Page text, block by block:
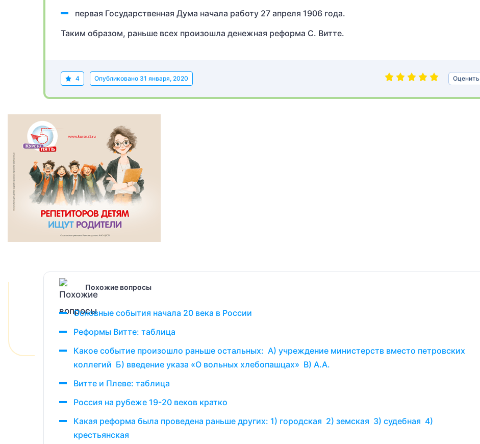
первая Государственная Дума начала работу 27 апреля 1906 года.
Таким образом, раньше всех произошла денежная реформа С. Витте.
4 Опубликовано 31 января, 2020 Оценить
Похожие вопросы
Основные события начала 20 века в России
Реформы Витте: таблица
Какое событие произошло раньше остальных: А) учреждение министерств вместо петровских
коллегий Б) введение указа «О вольных хлебопашцах» В) А.А.
Витте и Плеве: таблица
Россия на рубеже 19-20 веков кратко
Какая реформа была проведена раньше других: 1) городская 2) земская 3) судебная 4)
крестьянская